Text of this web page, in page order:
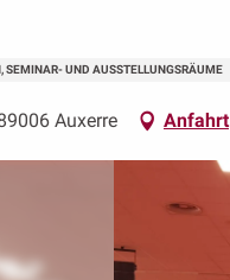
SEMINAR- UND AUSSTELLUNGSRÄUME
Auxerre Anfahrt